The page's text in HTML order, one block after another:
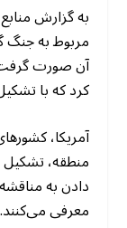
به‌ گزارش
مربوط به جنگ
آن صورت گرفت
کرد که با
آمریکا،
منطقه، تشکیل
دادن به
معرفی می‌کنند.